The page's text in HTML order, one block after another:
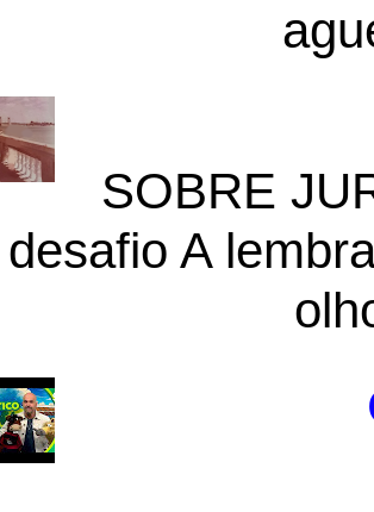
SOBRE
desafio A